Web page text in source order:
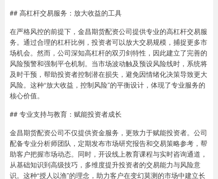
## 高杠杆交易服务：放大收益的工具
在严格风控的前提下，金昌期货配资公司提供专业的高杠杆交易服
务。通过合理的杠杆比例，投资者可以放大交易规模，捕捉更多市
场机会。然而，公司深知高杠杆的双刃剑特性，因此建立了完善的
风险预警和强制平仓机制。当市场波动触及预设风险线时，系统将
及时干预，帮助投资者控制潜在损失，避免因情绪化决策导致更大
风险。这种“放大收益，控制风险”的平衡设计，体现了专业服务的
核心价值。
## 专业支持与教育：赋能投资者成长
金昌期货配资公司不仅提供资金服务，更致力于赋能投资者。公司
配备专业分析师团队，定期发布市场研究报告和交易策略参考，帮
助客户把握市场动态。同时，开设线上教育课程与实时咨询通道，
从基础知识到高级技巧，多维度提升投资者的交易能力与风险意
识。这种“授人以渔”的理念，助力客户在变幻莫测的市场中建立长